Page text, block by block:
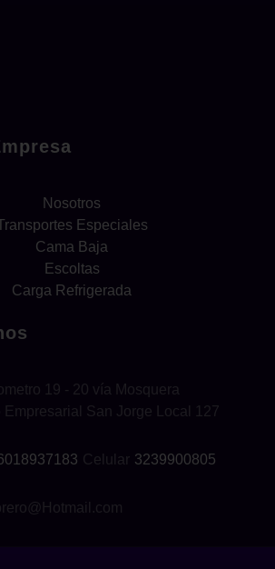
Nosotros
Especiales
Cama Baja
Escoltas
Carga Refrigerada
19 - 20 vía Mosquera
Empresarial San Jorge Local 127
Celular 3239900805